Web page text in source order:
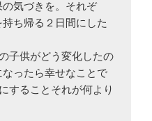
気づきを。それぞ
ち帰る２日間にした
ったら幸せなことで
することそれが何より